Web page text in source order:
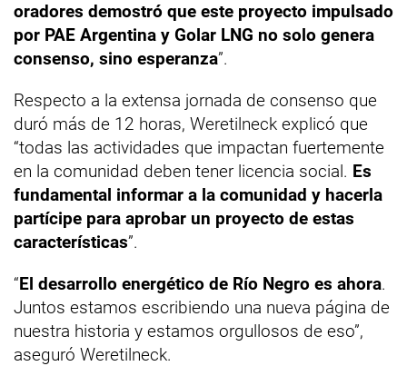
oradores demostró que este proyecto impulsado
por PAE Argentina y Golar LNG no solo genera
consenso, sino esperanza”.
Respecto a la extensa jornada de consenso que
duró más de 12 horas, Weretilneck explicó que
“todas las actividades que impactan fuertemente
en la comunidad deben tener licencia social. Es
fundamental informar a la comunidad y hacerla
partícipe para aprobar un proyecto de estas
características”.
“El desarrollo energético de Río Negro es ahora.
Juntos estamos escribiendo una nueva página de
nuestra historia y estamos orgullosos de eso”,
aseguró Weretilneck.